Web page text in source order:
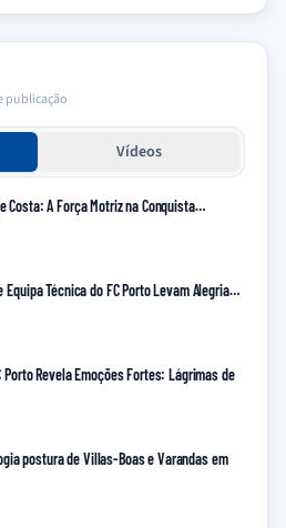
publicação
Vídeos
Costa: A Força Motriz na Conquista…
Equipa Técnica do FC Porto Levam Alegria…
Porto Revela Emoções Fortes: Lágrimas de
postura de Villas-Boas e Varandas em